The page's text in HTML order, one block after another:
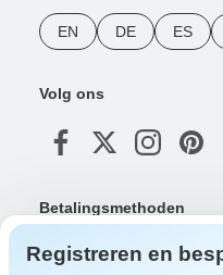
EN DE ES
Volg ons
Betalingsmethoden
Registreren en